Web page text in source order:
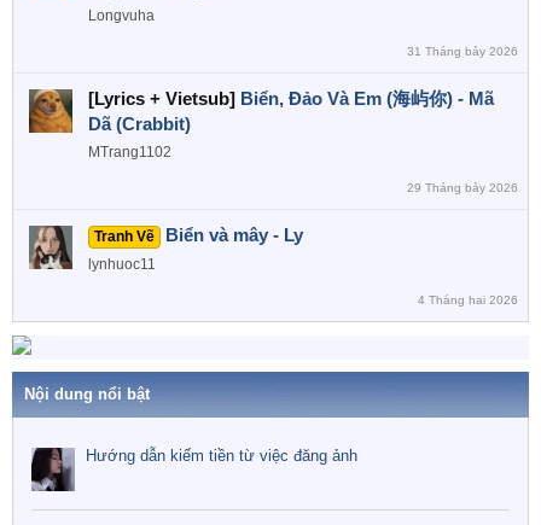
Longvuha
31 Tháng bảy 2026
[Lyrics + Vietsub] Biển, Đảo Và Em (海屿你) - Mã
Dã (Crabbit)
MTrang1102
29 Tháng bảy 2026
Tranh Vẽ Biển và mây - Ly
lynhuoc11
4 Tháng hai 2026
Nội dung nổi bật
Hướng dẫn kiếm tiền từ việc đăng ảnh